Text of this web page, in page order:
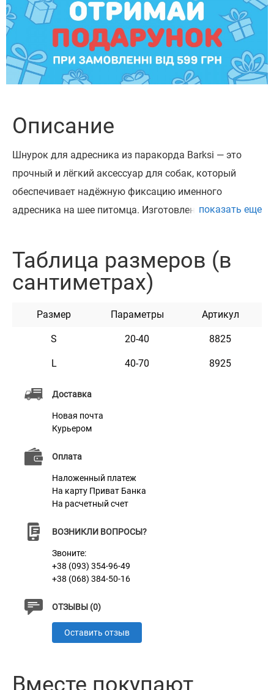
Доставка
Новая почта
Курьером
Оплата
Наложенный платеж
На карту Приват Банка
На расчетный счет
ВОЗНИКЛИ ВОПРОСЫ?
Звоните:
+38 (093) 354-96-49
+38 (068) 384-50-16
ОТЗЫВЫ (0)
Оставить отзыв
Описание
Шнурок для адресника из паракорда Barksi — это
прочный и лёгкий аксессуар для собак, который
обеспечивает надёжную фиксацию именного
адресника на шее питомца. Изготовлен из
не натирает и не доставляет дискомфорта, что
особенно важно при длительном ношении. Шнурок
разных пород. Надёжная конструкция и
универсальная длина делают его удобным решением
как для прогулок, так и для повседневного
и это ручная работа с акцентом на качество и
долговечность.
показать еще
Таблица размеров (в
сантиметрах)
Размер Параметры Артикул
S 20-40 8825
L 40-70 8925
Вместе покупают